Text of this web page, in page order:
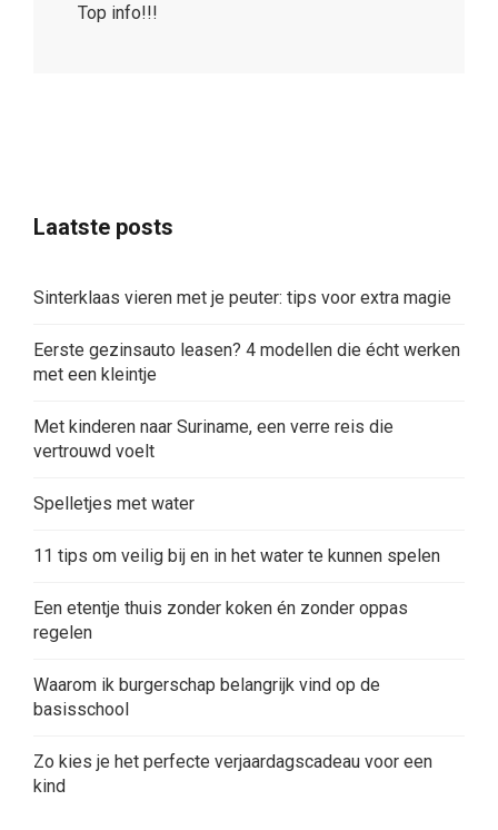
Top info!!!
Laatste posts
Sinterklaas vieren met je peuter: tips voor extra magie
Eerste gezinsauto leasen? 4 modellen die écht werken
met een kleintje
Met kinderen naar Suriname, een verre reis die
vertrouwd voelt
Spelletjes met water
11 tips om veilig bij en in het water te kunnen spelen
Een etentje thuis zonder koken én zonder oppas
regelen
Waarom ik burgerschap belangrijk vind op de
basisschool
Zo kies je het perfecte verjaardagscadeau voor een
kind